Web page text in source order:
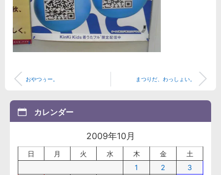
おやつぅー。 まつりだ、わっしょい。
カレンダー
2009年10月
日 月 火 水 木 金
土
1
2
3